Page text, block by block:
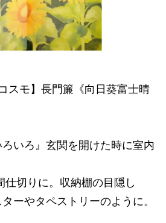
スモ】長門簾《向日葵富士晴
ろいろ』玄関を開けた時に室内
仕切りに。収納棚の目隠し
ーやタペストリーのように。